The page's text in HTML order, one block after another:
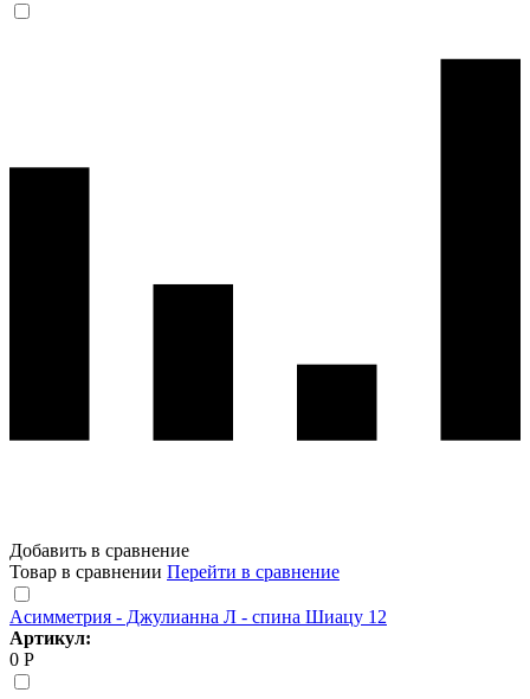
Добавить в сравнение
Товар в сравнении Перейти в сравнение
Асимметрия - Джулианна Л - спина Шиацу 12
Артикул:
0 Р